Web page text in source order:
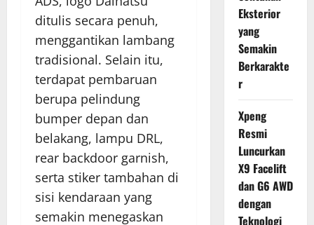
ditulis secara penuh,
menggantikan lambang
tradisional. Selain itu,
terdapat pembaruan
berupa pelindung
bumper depan dan
belakang, lampu DRL,
rear backdoor garnish,
serta stiker tambahan di
sisi kendaraan yang
semakin menegaskan
Eksterior
yang
Semakin
Berkarakte
r
Xpeng
Resmi
Luncurkan
X9 Facelift
dan G6 AWD
dengan
Teknologi